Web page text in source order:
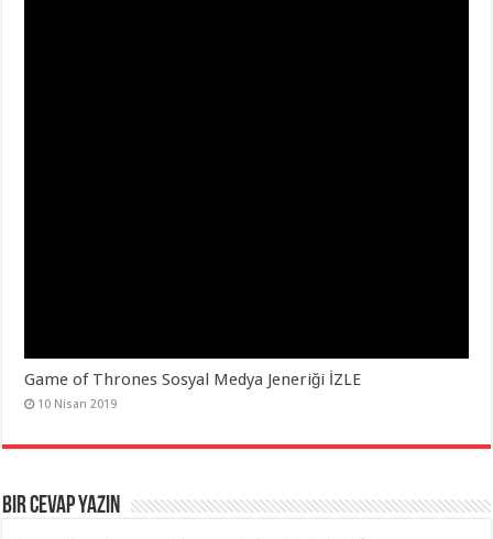
Game of Thrones Sosyal Medya Jeneriği İZLE
10 Nisan 2019
Bir Cevap Yazın